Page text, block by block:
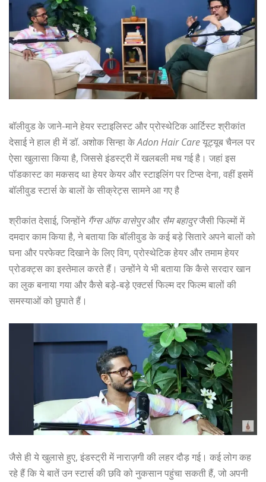
बॉलीवुड के जाने-माने हेयर स्टाइलिस्ट और प्रोस्थेटिक आर्टिस्ट श्रीकांत
देसाई ने हाल ही में डॉ. अशोक सिन्हा केAdon Hair Careयूट्यूब चैनल पर
ऐसा खुलासा किया है, जिससे इंडस्ट्री में खलबली मच गई है। जहां इस
पॉडकास्ट का मकसद था हेयर केयर और स्टाइलिंग पर टिप्स देना, वहीं इसमें
बॉलीवुड स्टार्स के बालों के सीक्रेट्स सामने आ गए है
श्रीकांत देसाई, जिन्होंने गैंग्स ऑफ वासेपुरऔर सैम बहादुरजैसी फिल्मों में
दमदार काम किया है, ने बताया कि बॉलीवुड के कई बड़े सितारे अपने बालों को
घना और परफेक्ट दिखाने के लिए विग, प्रोस्थेटिक हेयर और तमाम हेयर
प्रोडक्ट्स का इस्तेमाल करते हैं। उन्होंने ये भी बताया कि कैसे सरदार खान
का लुक बनाया गया और कैसे बड़े-बड़े एक्टर्स फिल्म दर फिल्म बालों की
समस्याओं को छुपाते हैं।
जैसे ही ये खुलासे हुए, इंडस्ट्री में नाराज़गी की लहर दौड़ गई। कई लोग कह
रहे हैं कि ये बातें उन स्टार्स की छवि को नुकसान पहुंचा सकती हैं, जो अपनी